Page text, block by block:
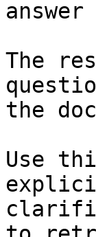
The
the
Use